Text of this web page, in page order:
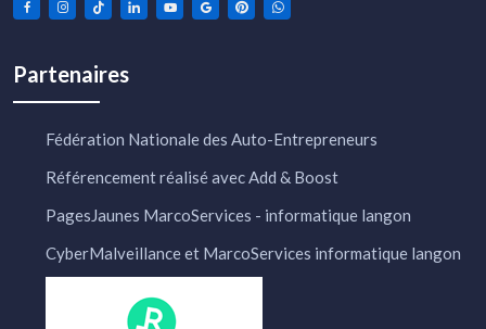
Partenaires
Fédération Nationale des Auto-Entrepreneurs
Référencement réalisé avec Add & Boost
PagesJaunes MarcoServices - informatique langon
CyberMalveillance et MarcoServices informatique langon